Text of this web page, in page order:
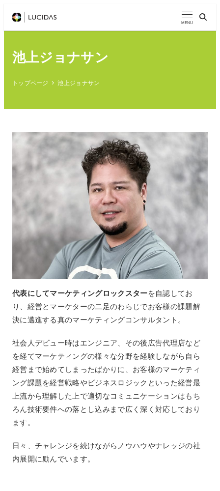
MENU
池上ジョナサン
トップページ 池上ジョナサン
代表にしてマーケティングロックスターを自認してお
り、経営とマーケターの二足のわらじでお客様の課題解
決に邁進する真のマーケティングコンサルタント。
社会人デビュー時はエンジニア、その後広告代理店など
を経てマーケティングの様々な分野を経験しながら自ら
経営まで始めてしまったばかりに、お客様のマーケティ
ング課題を経営戦略やビジネスロジックといった経営最
上流から理解した上で適切なコミュニケーションはもち
ろん技術要件への落とし込みまで広く深く対応しており
ます。
日々、チャレンジを続けながらノウハウやナレッジの社
内展開に励んでいます。